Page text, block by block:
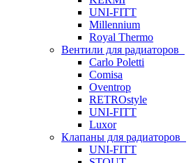
UNI-FITT
Millennium
Royal Thermo
Вентили для радиаторов
Carlo Poletti
Comisa
Oventrop
RETROstyle
UNI-FITT
Luxor
Клапаны для радиаторов
UNI-FITT